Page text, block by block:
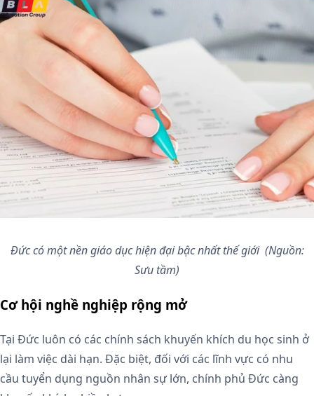
Đức có một nền giáo dục hiện đại bậc nhất thế giới (Nguồn:
Sưu tầm)
Cơ hội nghề nghiệp rộng mở
Tại Đức luôn có các chính sách khuyến khích du học sinh ở
lại làm việc dài hạn. Đặc biệt, đối với các lĩnh vực có nhu
cầu tuyển dụng nguồn nhân sự lớn, chính phủ Đức càng